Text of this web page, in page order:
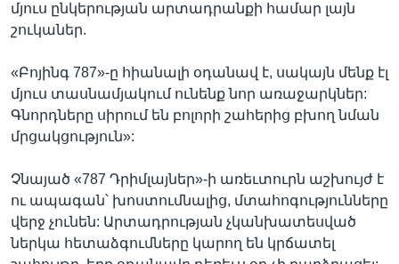
մյուս ընկերության արտադրանքի համար լայն
շուկաներ.
«Բոյինգ 787»-ը հիանալի օդանավ է, սակայն մենք էլ
մյուս տասնամյակում ունենք նոր առաջարկներ:
Գնորդները սիրում են բոլորի շահերից բխող նման
մրցակցություն»:
Չնայած «787 Դրիմլայներ»-ի առեւտուրն աշխույժ է
ու ապագան՝ խոստումնալից, մտահոգությունները
վերջ չունեն: Արտադրության չկանխատեսված
ներկա հետաձգումները կարող են կրճատել